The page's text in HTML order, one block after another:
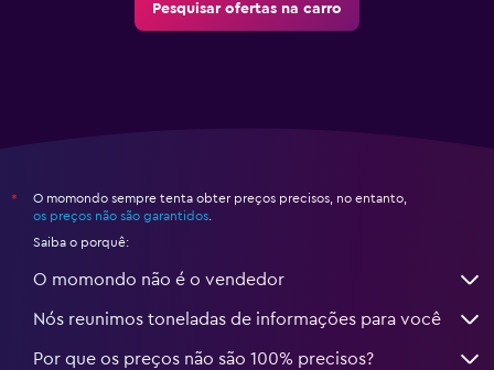
Pesquisar ofertas na carro
*
O momondo sempre tenta obter preços precisos, no entanto,
os preços não são garantidos.
Saiba o porquê:
O momondo não é o vendedor
Nós reunimos toneladas de informações para você
Por que os preços não são 100% precisos?